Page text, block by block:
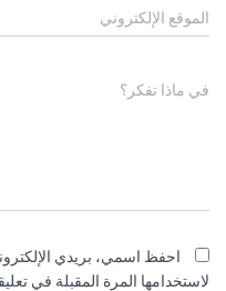
الموقع الإلكتروني
في ماذا تفكر؟
احفظ اسمي، بريدي
لاستخدامها المرة المقبلة في